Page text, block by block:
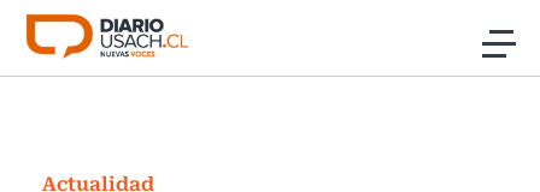
Click acá para ir directamente al contenido
Investigación
Actualidad